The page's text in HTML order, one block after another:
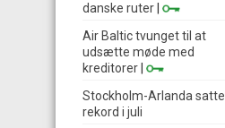
danske ruter
Air Baltic tvunget til at
udsætte møde med
kreditorer
Stockholm-Arlanda satte
rekord i juli